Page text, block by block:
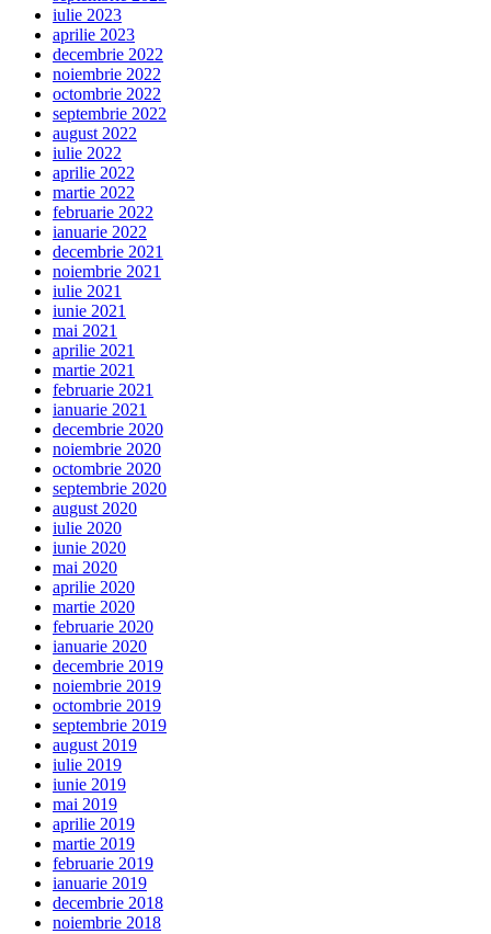
iulie 2023
aprilie 2023
decembrie 2022
noiembrie 2022
octombrie 2022
septembrie 2022
august 2022
iulie 2022
aprilie 2022
martie 2022
februarie 2022
ianuarie 2022
decembrie 2021
noiembrie 2021
iulie 2021
iunie 2021
mai 2021
aprilie 2021
martie 2021
februarie 2021
ianuarie 2021
decembrie 2020
noiembrie 2020
octombrie 2020
septembrie 2020
august 2020
iulie 2020
iunie 2020
mai 2020
aprilie 2020
martie 2020
februarie 2020
ianuarie 2020
decembrie 2019
noiembrie 2019
octombrie 2019
septembrie 2019
august 2019
iulie 2019
iunie 2019
mai 2019
aprilie 2019
martie 2019
februarie 2019
ianuarie 2019
decembrie 2018
noiembrie 2018